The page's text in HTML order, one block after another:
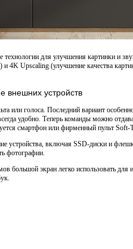
для улучшения картинки и
и 4K Upscaling (улучшение качества
внешних устройств
или голоса. Последний вариант
удобно. Теперь команды можно
смартфон или фирменный пульт
устройства, включая SSD-диски и
фотографии.
большой экран легко использовать